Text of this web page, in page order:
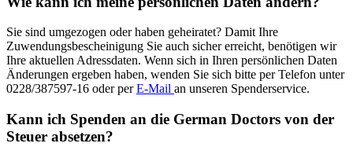
Sie sind umge­zogen oder haben gehei­ratet? Damit Ihre
Zuwendungs­beschei­nigung Sie auch sicher erreicht, benö­tigen wir
Ihre aktuellen Adress­daten. Wenn sich in Ihren persön­lichen Daten
Änderungen ergeben haben, wenden Sie sich bitte per Telefon unter
0228/387597-16 oder perE-Mail an unseren Spender­service.
Kann ich Spenden an die German Doctors von der
Steuer absetzen?